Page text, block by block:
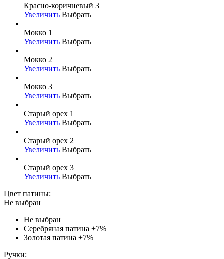
Красно-коричневый 3
Увеличить Выбрать
Мокко 1
Увеличить Выбрать
Мокко 2
Увеличить Выбрать
Мокко 3
Увеличить Выбрать
Старый орех 1
Увеличить Выбрать
Старый орех 2
Увеличить Выбрать
Старый орех 3
Увеличить Выбрать
Цвет патины:
Не выбран
Не выбран
Серебряная патина +7%
Золотая патина +7%
Ручки: